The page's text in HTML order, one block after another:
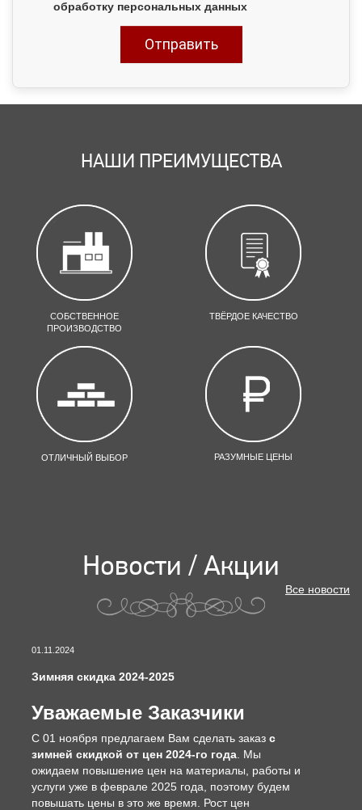
обработку персональных данных
НАШИ ПРЕИМУЩЕСТВА
СОБСТВЕННОЕ
ПРОИЗВОДСТВО
ТВЁРДОЕ КАЧЕСТВО
ОТЛИЧНЫЙ ВЫБОР РАЗУМНЫЕ ЦЕНЫ
Новости / Акции
Все новости
01.11.2024
Зимняя скидка 2024-2025
Уважаемые Заказчики
С 01 ноября предлагаем Вам сделать заказ с
зимней скидкой от цен 2024-го года . Мы
ожидаем повышение цен на материалы, работы и
услуги уже в феврале 2025 года, поэтому будем
повышать цены в это же время. Рост цен